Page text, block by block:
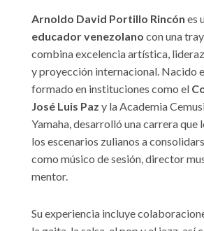
Arnoldo David Portillo Rincón es
educador venezolano con una
combina excelencia artística,
y proyección internacional. Nacido
formado en instituciones como el
José Luis Paz y la Academia
Yamaha, desarrolló una carrera que
los escenarios zulianos a
como músico de sesión, director
mentor.
Su experiencia incluye